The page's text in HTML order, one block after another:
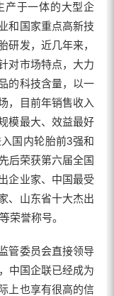
产于一体的大型企
和国家重点高新技
研发，近几年来，
对市场特点，大力
的科技含量，以一
，目前年销售收入
模最大、效益最好
国内轮胎前3强和
后荣获第六届全国
企业家、中国最受
、山东省十大杰出
荣誉称号。
委员会直接领导
中国企联已经成为
上也享有很高的信